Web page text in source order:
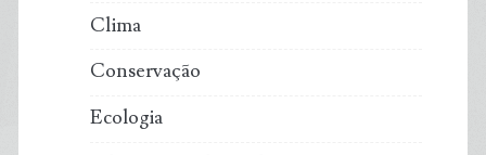
Clima
Conservação
Ecologia